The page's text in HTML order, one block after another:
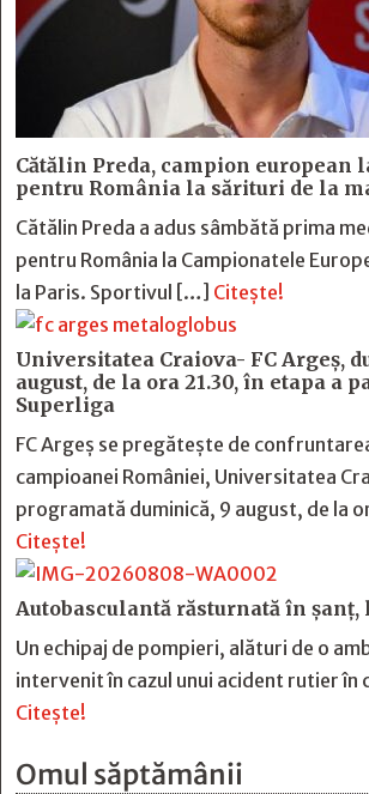
Cătălin Preda, campion european
pentru România la sărituri de la
Cătălin Preda a adus sâmbătă prima
pentru România la Campionatele
la Paris. Sportivul […] Citește!
Universitatea Craiova- FC Argeș,
august, de la ora 21.30, în etapa a
Superliga
FC Argeș se pregătește de
campioanei României, Universitatea
programată duminică, 9 august, de la
Citește!
Autobasculantă răsturnată în șanț,
Un echipaj de pompieri, alături de o
intervenit în cazul unui acident rutier
Citește!
Omul săptămânii